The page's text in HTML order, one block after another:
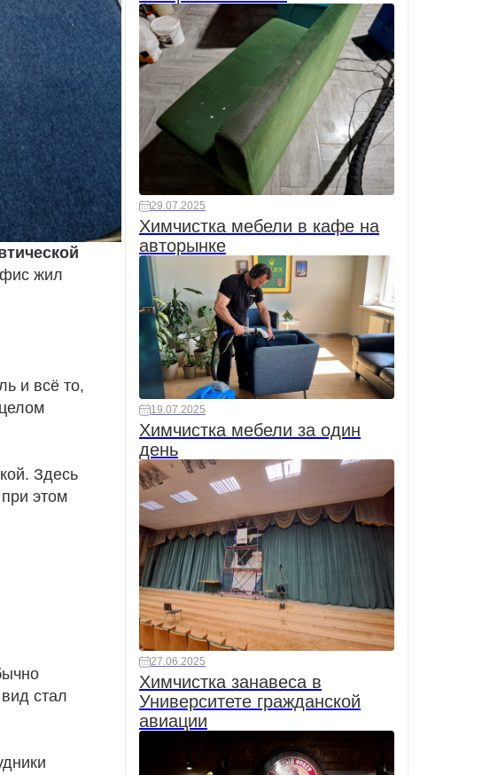
жил
и всё то,
Здесь
этом
стал
29.07.2025
Химчистка мебели в кафе на
авторынке
19.07.2025
Химчистка мебели за один
день
27.06.2025
Химчистка занавеса в
Университете гражданской
авиации